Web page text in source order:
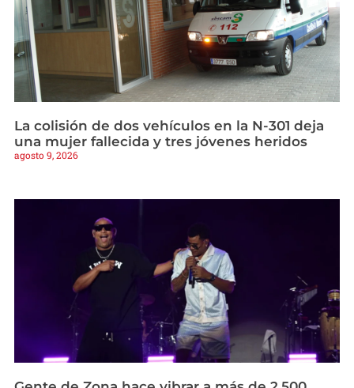
La colisión de dos vehículos en la N-301 deja
una mujer fallecida y tres jóvenes heridos
agosto 9, 2026